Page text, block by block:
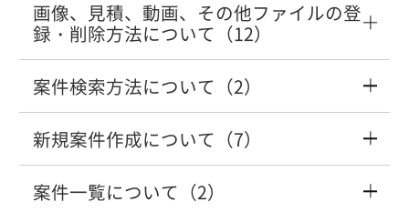
りますか？
【見積情報】画面のタブにある〔グルー
プキー〕の登録方法を教えてください。
ードや郵便番号から大まかな住所を検索
見積りを印刷するプリンタが勝手に変わ
ってしまう
「ファイルの解凍に失敗しました」と表
示される
コグニセブンからコグニフォトベースへ
【消費税】消費税率を変更するにはどう
したら良いですか？
「アセスプロII」の画面サイズを変更する
方法を教えてください。
た」が表示される
コグニフォトベースログイン画面のショ
ートカットをデスクトップに作成したい
コグニフォトベースのサービス利用時間
を知りたい。
【有料サービス】契約更新の手続きは必
要ですか？
ワークスペース容量拡大サービスの申込
方法について
なくなりますか？
複数のパソコンで利用したい
パソコンを買い替えます。どうしたら良
いですか？（コグニフォトベース）
「指定されたURLは無効です」と表示さ
れる
「セキュリティコードが一致しません」
と表示される
ログイン画面またはログイン後の画面が
店舗・拠点の廃止方法を知りたい
パソコン・メールアドレスを変更したい
（コグニフォトベース）
アカウントの操作権限を変更する方法を
画像、見積、動画、その他ファイルの登
録・削除方法について（12）
見積に区分・コメントを追加したい
ワークスペースへ送信した画像・見積の
登録方法
案件検索方法について（2）
案件ロックの解除方法を知りたい。
新規案件作成について（7）
損保・共済が表示されていない
案件一覧について（2）